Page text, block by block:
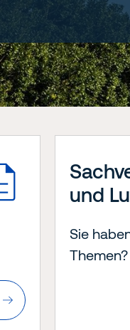
und
Sie
Themen?